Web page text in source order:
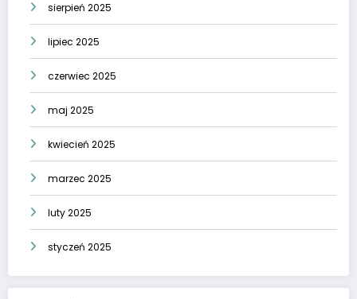
sierpień 2025
lipiec 2025
czerwiec 2025
maj 2025
kwiecień 2025
marzec 2025
luty 2025
styczeń 2025